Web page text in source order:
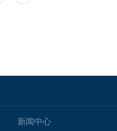
新闻中心